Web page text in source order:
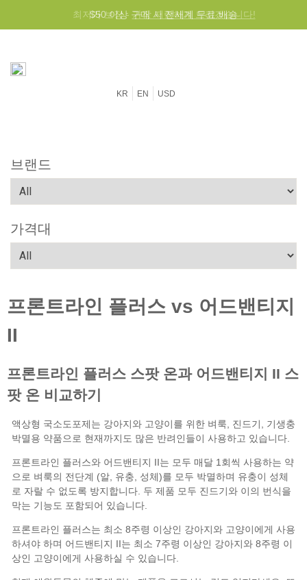
$50 이상 구매 시 전세계 무료 배송
KR EN USD
브랜드
가격대
프론트라인 플러스